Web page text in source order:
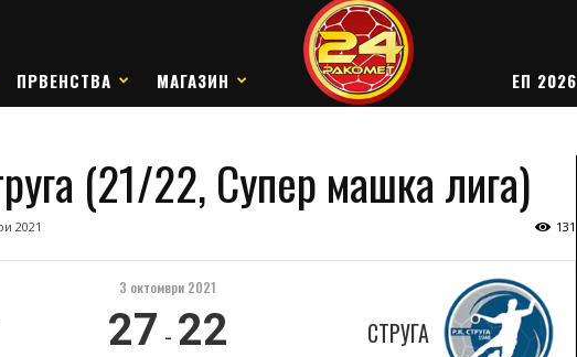
ПРВЕНСТВА МАГАЗИН ЕП 2026
(21/22, Супер машка лига)
2021 131
СТРУГА
3 октомври 2021
27 - 22